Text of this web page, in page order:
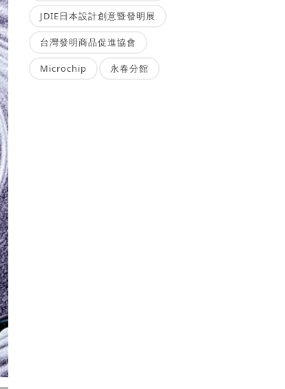
JDIE日本設計創意暨發明展
台灣發明商品促進協會
Microchip 永春分館